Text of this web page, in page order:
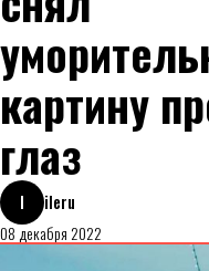
картину
глаз
I
ileru
08 декабря 2022